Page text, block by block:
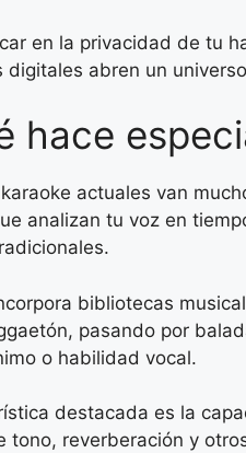
en la privacidad de tu
digitales abren un
hace
actuales van
analizan tu voz en
bibliotecas
pasando por
o habilidad vocal.
destacada es la
tono, reverberación y